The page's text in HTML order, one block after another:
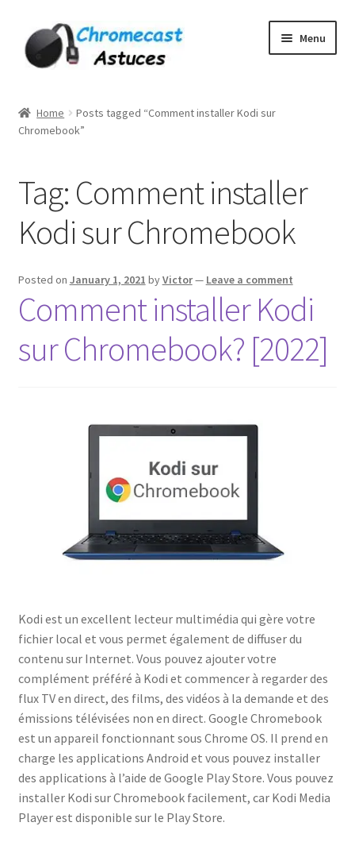
Skip
to
navigation
Skip
to
content
Menu
À PROPOS DE NOUS
Checkout
Gang Sheet Builder Test
My account
Politique de confidentialité
Politique des cookies
Home
Posts tagged “Comment installer Kodi sur
Chromebook”
Tag: Comment installer
Kodi sur Chromebook
Posted on January 1, 2021 byVictor— Leave a comment
Comment installer Kodi
sur Chromebook? [2022]
Kodi est un excellent lecteur multimédia qui gère votre
fichier local et vous permet également de diffuser du
contenu sur Internet. Vous pouvez ajouter votre
complément préféré à Kodi et commencer à regarder des
flux TV en direct, des films, des vidéos à la demande et des
émissions télévisées non en direct. Google Chromebook
est un appareil fonctionnant sous Chrome OS. Il prend en
charge les applications Android et vous pouvez installer
des applications à l’aide de Google Play Store. Vous pouvez
installer Kodi sur Chromebook facilement, car Kodi Media
Player est disponible sur le Play Store.